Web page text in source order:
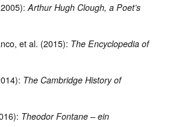
Arthur Hugh Clough, a Poet’s
et al. (2015): The Encyclopedia of
The Cambridge History of
Theodor Fontane – ein